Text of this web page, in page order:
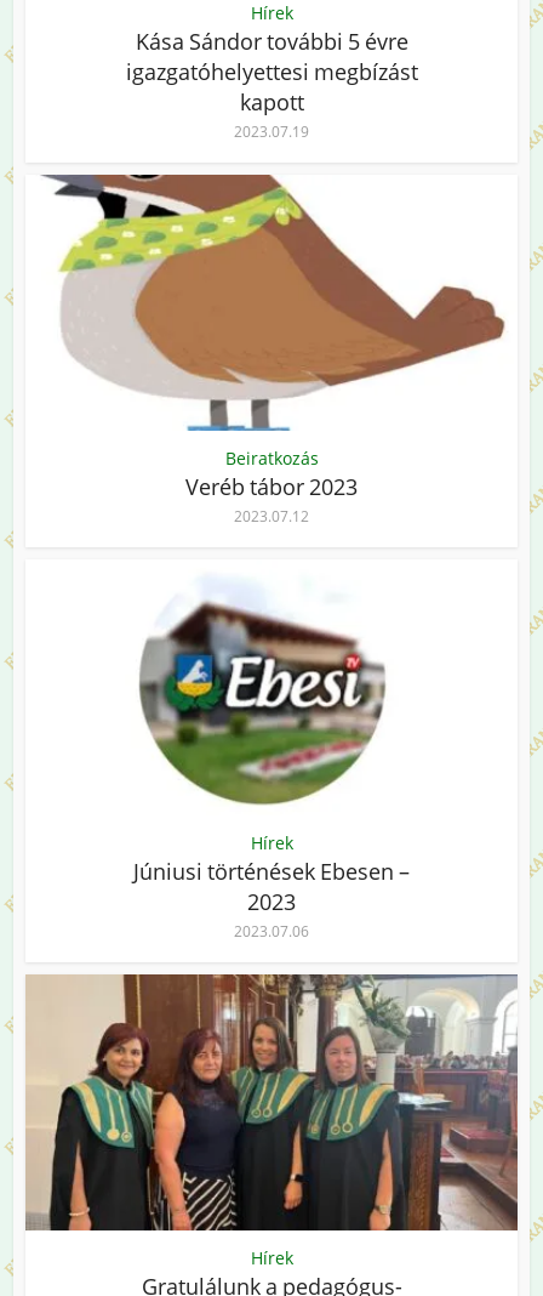
Hírek
Kása Sándor további 5 évre
igazgatóhelyettesi megbízást
kapott
2023.07.19
Beiratkozás
Veréb tábor 2023
2023.07.12
Hírek
Júniusi történések Ebesen –
2023
2023.07.06
Hírek
Gratulálunk a pedagógus-